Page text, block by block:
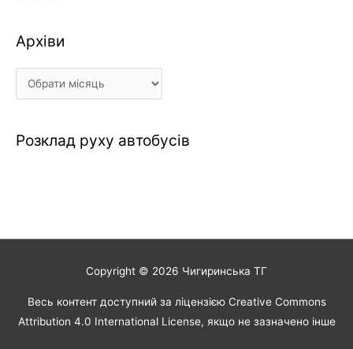
Архіви
Архіви
Розклад руху автобусів
Copyright © 2026 Чигиринська ТГ
Весь контент доступний за ліцензією Creative Commons
Attribution 4.0 International License, якщо не зазначено інше